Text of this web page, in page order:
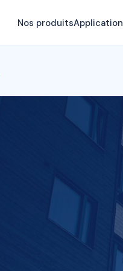
Nos produitsApplication